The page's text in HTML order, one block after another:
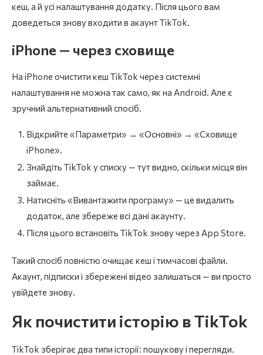
кеш, а й усі налаштування додатку. Після цього вам
доведеться знову входити в акаунт TikTok.
iPhone — через сховище
На iPhone очистити кеш TikTok через системні
налаштування не можна так само, як на Android. Але є
зручний альтернативний спосіб.
Відкрийте «Параметри» → «Основні» → «Сховище
iPhone».
Знайдіть TikTok у списку — тут видно, скільки місця він
займає.
Натисніть «Вивантажити програму» — це видалить
додаток, але збереже всі дані акаунту.
Після цього встановіть TikTok знову через App Store.
Такий спосіб повністю очищає кеш і тимчасові файли.
Акаунт, підписки і збережені відео залишаться — ви просто
увійдете знову.
Як почистити історію в TikTok
TikTok зберігає два типи історії: пошукову і перегляди.